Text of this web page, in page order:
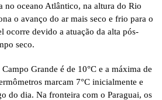
no oceano Atlântico, na altura do Rio
o avanço do ar mais seco e frio para o
ocorre devido a atuação da alta pós-
seco.
Grande é de 10°C e a máxima de
marcam 7°C inicialmente e
do dia. Na fronteira com o Paraguai, os